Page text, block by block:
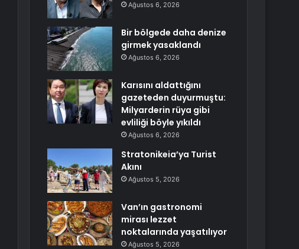
Ağustos 6, 2026
Bir bölgede daha denize
girmek yasaklandı
Ağustos 6, 2026
Karısını aldattığını
gazeteden duyurmuştu:
Milyarderin rüya gibi
evliliği böyle yıkıldı
Ağustos 6, 2026
Stratonikeia’ya Turist
Akını
Ağustos 5, 2026
Van’ın gastronomi
mirası lezzet
noktalarında yaşatılıyor
Ağustos 5, 2026